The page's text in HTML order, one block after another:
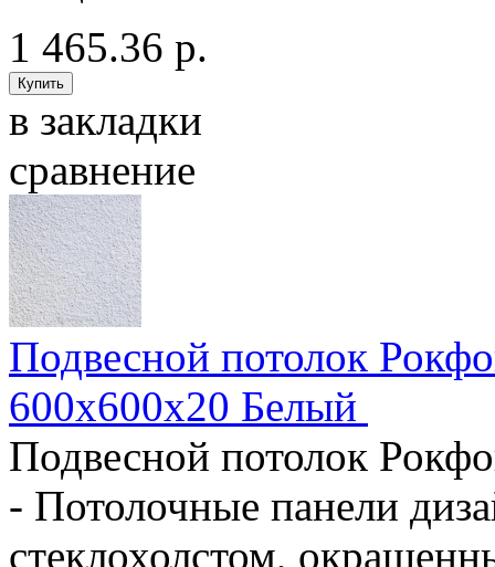
1 465.36 р.
в закладки
сравнение
Подвесной потолок
600x600x20 Белый
Подвесной потолок
- Потолочные панели
стеклохолстом,